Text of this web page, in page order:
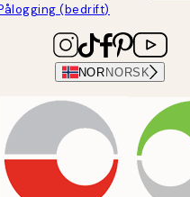
(bedrift)
NOR NORSK